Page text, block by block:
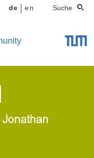
de en Suche